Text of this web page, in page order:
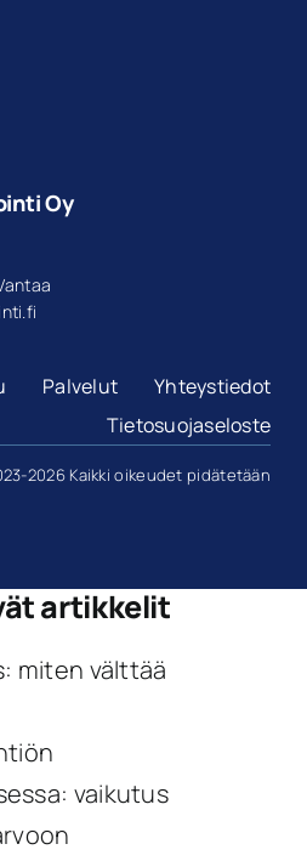
Oy
Palvelut
Yhteystiedot
Tietosuojaseloste
2026 Kaikki oikeudet pidätetään
artikkelit
miten välttää
vaikutus